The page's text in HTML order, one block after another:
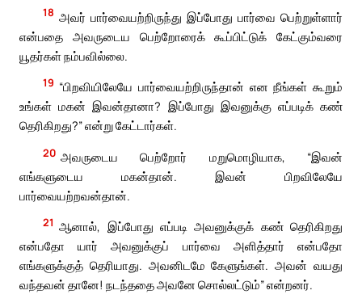
18 அவர் பார்வையற்றிருந்து இப்போது பார்வை பெற்றுள்ளார்
என்பதை அவருடைய பெற்றோரைக் கூப்பிட்டுக் கேட்கும்வரை
யூதர்கள் நம்பவில்லை.
19 “பிறவியிலேயே பார்வையற்றிருந்தான் என நீங்கள் கூறும்
உங்கள் மகன் இவன்தானா? இப்போது இவனுக்கு எப்படிக் கண்
தெரிகிறது?” என்று கேட்டார்கள்.
20 அவருடைய பெற்றோர் மறுமொழியாக, “இவன்
எங்களுடைய மகன்தான். இவன் பிறவிலேயே
பார்வையற்றவன்தான்.
21 ஆனால், இப்போது எப்படி அவனுக்குக் கண் தெரிகிறது
என்பதோ யார் அவனுக்குப் பார்வை அளித்தார் என்பதோ
எங்களுக்குத் தெரியாது. அவனிடமே கேளுங்கள். அவன் வயது
வந்தவன் தானே! நடந்ததை அவனே சொல்லட்டும்” என்றனர்.